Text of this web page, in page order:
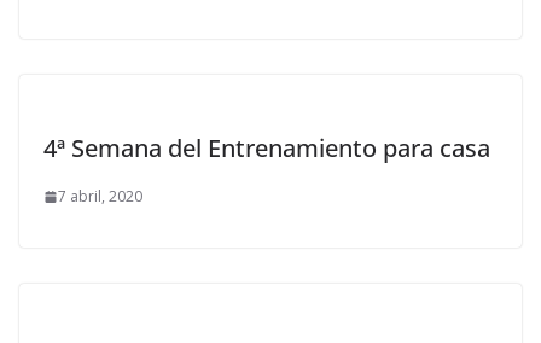
4ª Semana del Entrenamiento para casa
7 abril, 2020